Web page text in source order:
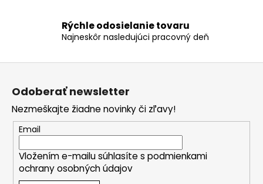
i
s
Rýchle odosielanie tovaru
Najneskôr nasledujúci pracovný deň
Z
Odoberať newsletter
Nezmeškajte žiadne novinky či zľavy!
Email
Vložením e-mailu súhlasíte s podmienkami
ochrany osobných údajov